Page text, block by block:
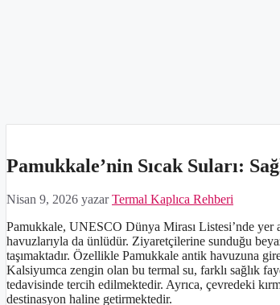
Pamukkale’nin Sıcak Suları:
Nisan 9, 2026 yazarTermal Kaplıca Rehberi
Pamukkale, UNESCO Dünya Mirası Listesi’nde
havuzlarıyla da ünlüdür. Ziyaretçilerine sunduğu
taşımaktadır. Özellikle Pamukkale antik havuzuna
Kalsiyumca zengin olan bu termal su, farklı sağlık
tedavisinde tercih edilmektedir. Ayrıca, çevredeki
destinasyon haline getirmektedir.